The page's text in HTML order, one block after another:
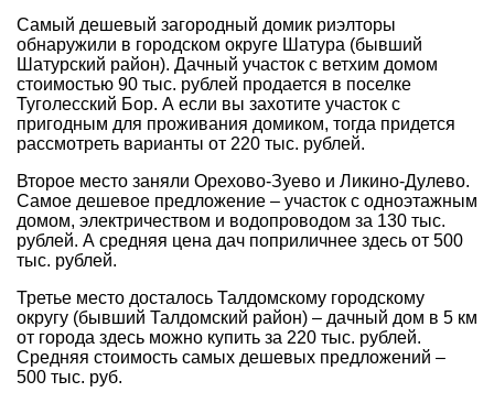
Самый дешевый загородный домик риэлторы
обнаружили в городском округе Шатура (бывший
Шатурский район). Дачный участок с ветхим домом
стоимостью 90 тыс. рублей продается в поселке
Туголесский Бор. А если вы захотите участок с
пригодным для проживания домиком, тогда придется
рассмотреть варианты от 220 тыс. рублей.
Второе место заняли Орехово-Зуево и Ликино-Дулево.
Самое дешевое предложение – участок с одноэтажным
домом, электричеством и водопроводом за 130 тыс.
рублей. А средняя цена дач поприличнее здесь от 500
тыс. рублей.
Третье место досталось Талдомскому городскому
округу (бывший Талдомский район) – дачный дом в 5 км
от города здесь можно купить за 220 тыс. рублей.
Средняя стоимость самых дешевых предложений –
500 тыс. руб.